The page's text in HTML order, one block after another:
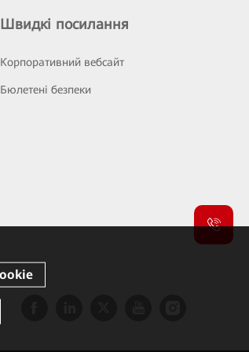
Швидкі посилання
Корпоративний вебсайт
Бюлетені безпеки